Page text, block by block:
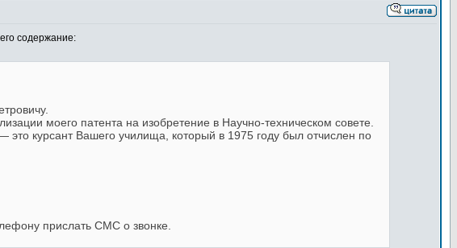
содержание:
моего патента на изобретение в Научно-техническом совете.
курсант Вашего училища, который в 1975 году был отчислен по
прислать СМС о звонке.